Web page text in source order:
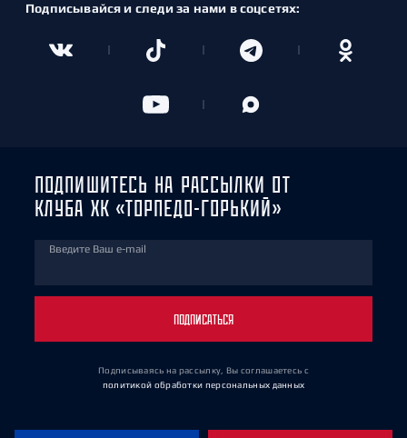
Подписывайся и следи за нами в соцсетях:
ПОДПИШИТЕСЬ НА РАССЫЛКИ ОТ
КЛУБА ХК «ТОРПЕДО-ГОРЬКИЙ»
Введите Ваш e-mail
ПОДПИСАТЬСЯ
Подписываясь на рассылку, Вы соглашаетесь с
политикой обработки персональных данных